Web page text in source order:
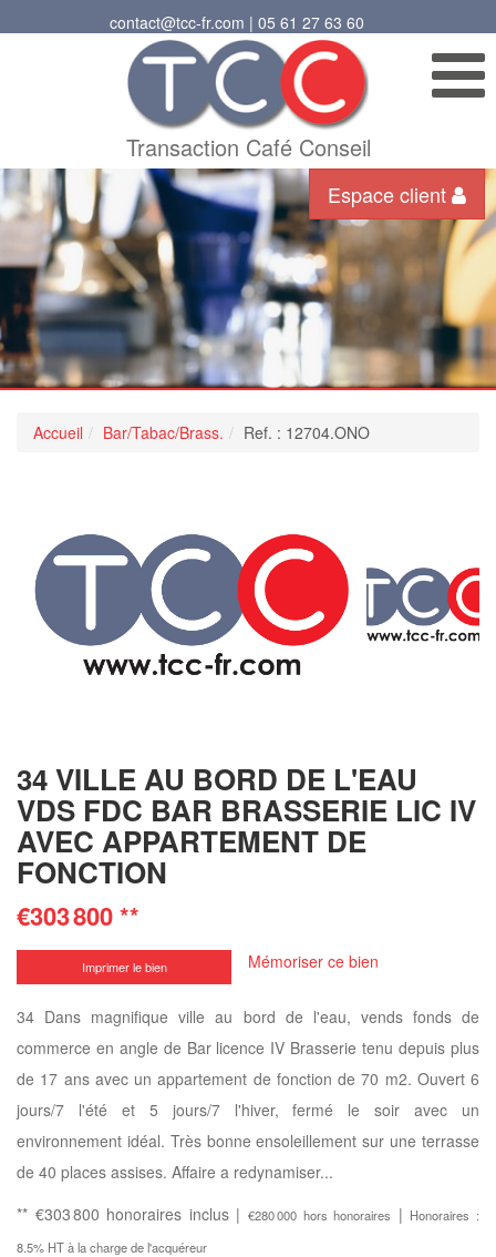
contact@tcc-fr.com | 05 61 27 63 60
Transaction Café Conseil
Espace client
Accueil Bar/Tabac/Brass. Ref. : 12704.ONO
34 VILLE AU BORD DE L'EAU
VDS FDC BAR BRASSERIE LIC IV
AVEC APPARTEMENT DE
FONCTION
€303 800**
Imprimer le bien Mémoriser ce bien
34 Dans magnifique ville au bord de l'eau, vends fonds de
commerce en angle de Bar licence IV Brasserie tenu depuis plus
de 17 ans avec un appartement de fonction de 70 m2. Ouvert 6
jours/7 l'été et 5 jours/7 l'hiver, fermé le soir avec un
environnement idéal. Très bonne ensoleillement sur une terrasse
de 40 places assises. Affaire a redynamiser...
** €303 800 honoraires inclus |€280 000 hors honoraires | Honoraires :
8.5% HT à la charge de l'acquéreur